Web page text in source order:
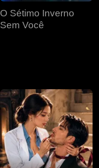
O Sétimo Inverno
Sem Você